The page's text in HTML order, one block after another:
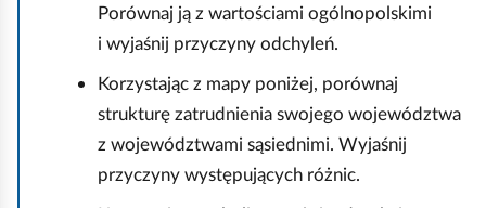
Porównaj ją z wartościami ogólnopolskimi
i wyjaśnij przyczyny odchyleń.
Korzystając z mapy poniżej, porównaj
strukturę zatrudnienia swojego województwa
z województwami sąsiednimi. Wyjaśnij
przyczyny występujących różnic.